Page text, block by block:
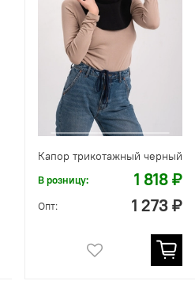
Капор трикотажный черный
В розницу: 1 818 ₽
Опт: 1 273 ₽